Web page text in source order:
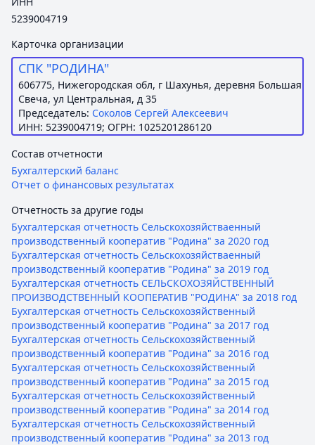
5239004719
Карточка организации
СПК "РОДИНА"
606775, Нижегородская обл, г Шахунья, деревня Большая
Свеча, ул Центральная, д 35
Председатель: Соколов Сергей Алексеевич
ИНН: 5239004719; ОГРН: 1025201286120
Состав отчетности
Бухгалтерский баланс
Отчет о финансовых результатах
Отчетность за другие годы
Бухгалтерская отчетность Сельскохозяйстваенный
производственный кооператив "Родина" за 2020 год
Бухгалтерская отчетность Сельскохозяйстваенный
производственный кооператив "Родина" за 2019 год
Бухгалтерская отчетность СЕЛЬСКОХОЗЯЙСТВЕННЫЙ
ПРОИЗВОДСТВЕННЫЙ КООПЕРАТИВ "РОДИНА" за 2018 год
Бухгалтерская отчетность Сельскохозяйственный
производственный кооператив "Родина" за 2017 год
Бухгалтерская отчетность Сельскохозяйственный
производственный кооператив "Родина" за 2016 год
Бухгалтерская отчетность Сельскохозяйственный
производственный кооператив "Родина" за 2015 год
Бухгалтерская отчетность Сельскохозяйственный
производственный кооператив "Родина" за 2014 год
Бухгалтерская отчетность Сельскохозяйственный
производственный кооператив "Родина" за 2013 год